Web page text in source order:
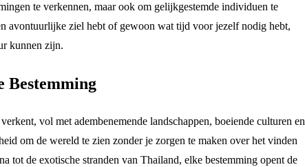
te verkennen, maar ook om gelijkgestemde individuen te
avontuurlijke ziel hebt of gewoon wat tijd voor jezelf nodig hebt,
kunnen zijn.
Bestemming
vol met adembenemende landschappen, boeiende culturen en
om de wereld te zien zonder je zorgen te maken over het vinden
tot de exotische stranden van Thailand, elke bestemming opent de